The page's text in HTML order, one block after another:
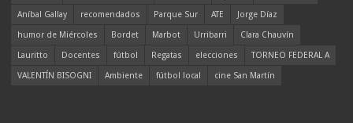
Aníbal Gallay
recomendados Parque Sur ATE
Jorge Díaz
humor de Miércoles
Bordet Marbot Urribarri
Clara Chauvín
Lauritto
Docentes fútbol Regatas elecciones
TORNEO FEDERAL A
VALENTÍN BISOGNI
Ambiente fútbol local cine San Martín